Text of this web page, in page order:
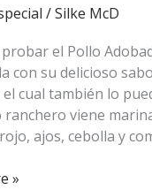
/Silke McD
el Pollo
con su delicioso
el cual también lo
ranchero viene
ajos, cebolla y
»